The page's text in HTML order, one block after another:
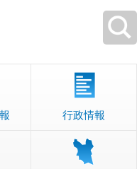
行政情報